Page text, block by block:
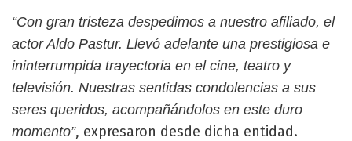
“Con gran tristeza despedimos a nuestro afiliado, el
actor Aldo Pastur. Llevó adelante una prestigiosa e
ininterrumpida trayectoria en el cine, teatro y
televisión. Nuestras sentidas condolencias a sus
seres queridos, acompañándolos en este duro
momento”, expresaron desde dicha entidad.